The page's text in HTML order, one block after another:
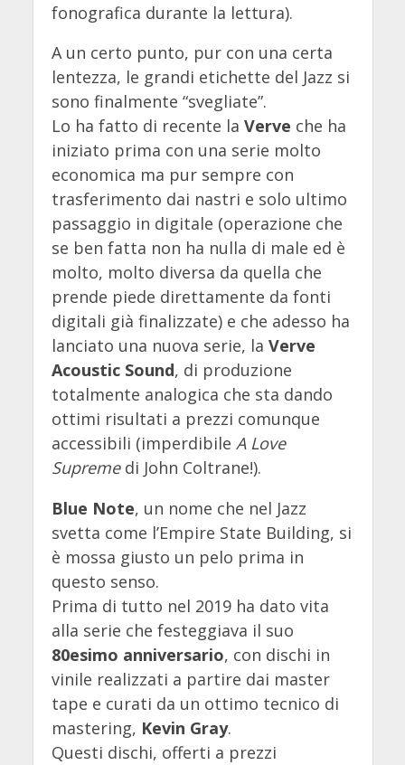
fonografica durante la lettura).
A un certo punto, pur con una certa
lentezza, le grandi etichette del Jazz si
sono finalmente “svegliate”.
Lo ha fatto di recente la Verve che ha
iniziato prima con una serie molto
economica ma pur sempre con
trasferimento dai nastri e solo ultimo
passaggio in digitale (operazione che
se ben fatta non ha nulla di male ed è
molto, molto diversa da quella che
prende piede direttamente da fonti
digitali già finalizzate) e che adesso ha
lanciato una nuova serie, la Verve
Acoustic Sound, di produzione
totalmente analogica che sta dando
ottimi risultati a prezzi comunque
accessibili (imperdibile A Love
Supremedi John Coltrane!).
Blue Note, un nome che nel Jazz
svetta come l’Empire State Building, si
è mossa giusto un pelo prima in
questo senso.
Prima di tutto nel 2019 ha dato vita
alla serie che festeggiava il suo
80esimo anniversario, con dischi in
vinile realizzati a partire dai master
tape e curati da un ottimo tecnico di
mastering, Kevin Gray.
Questi dischi, offerti a prezzi